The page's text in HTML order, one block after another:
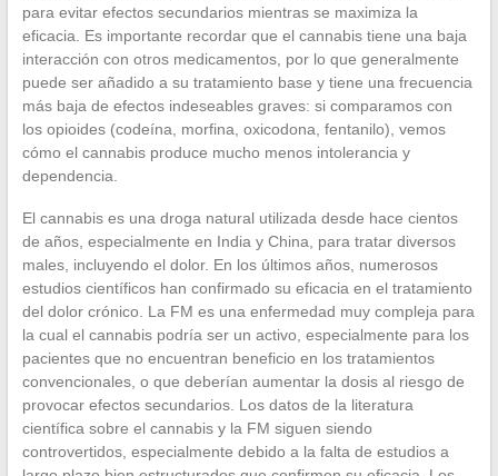
para evitar efectos secundarios mientras se maximiza la
eficacia. Es importante recordar que el cannabis tiene una baja
interacción con otros medicamentos, por lo que generalmente
puede ser añadido a su tratamiento base y tiene una frecuencia
más baja de efectos indeseables graves: si comparamos con
los opioides (codeína, morfina, oxicodona, fentanilo), vemos
cómo el cannabis produce mucho menos intolerancia y
dependencia.
El cannabis es una droga natural utilizada desde hace cientos
de años, especialmente en India y China, para tratar diversos
males, incluyendo el dolor. En los últimos años, numerosos
estudios científicos han confirmado su eficacia en el tratamiento
del dolor crónico. La FM es una enfermedad muy compleja para
la cual el cannabis podría ser un activo, especialmente para los
pacientes que no encuentran beneficio en los tratamientos
convencionales, o que deberían aumentar la dosis al riesgo de
provocar efectos secundarios. Los datos de la literatura
científica sobre el cannabis y la FM siguen siendo
controvertidos, especialmente debido a la falta de estudios a